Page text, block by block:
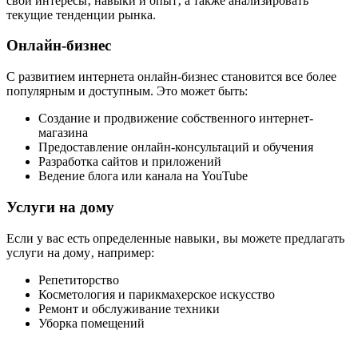
текущие тенденции рынка.
Онлайн-бизнес
С развитием интернета онлайн-бизнес становится все более
популярным и доступным. Это может быть:
Создание и продвижение собственного интернет-
магазина
Предоставление онлайн-консультаций и обучения
Разработка сайтов и приложений
Ведение блога или канала на YouTube
Услуги на дому
Если у вас есть определенные навыки‚ вы можете предлагать
услуги на дому‚ например:
Репетиторство
Косметология и парикмахерское искусство
Ремонт и обслуживание техники
Уборка помещений